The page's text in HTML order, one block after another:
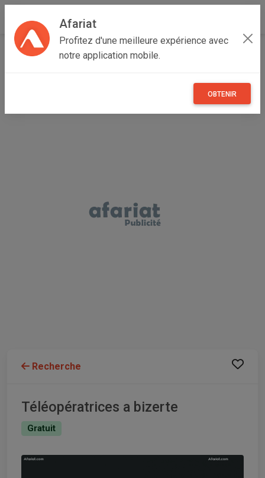
Afariat
Profitez d'une meilleure expérience avec
notre application mobile.
OBTENIR
Accueil Emploi, affaires et services
Recherche
Téléopératrices a bizerte
Gratuit